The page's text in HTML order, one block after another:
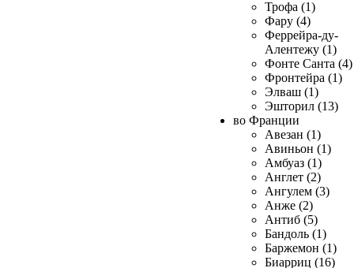
Трофа (1)
Фару (4)
Феррейра-ду-
Алентежу (1)
Фонте Санта (4)
Фронтейра (1)
Элваш (1)
Эшторил (13)
во Франции
Авезан (1)
Авиньон (1)
Амбуаз (1)
Англет (2)
Ангулем (3)
Анже (2)
Антиб (5)
Бандоль (1)
Баржемон (1)
Биарриц (16)